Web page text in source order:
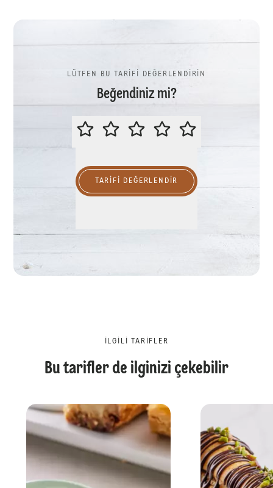
LÜTFEN BU TARİFİ DEĞERLENDİRİN
Beğendiniz mi?
LÜTFEN BU TARİFİ
TARIFI DEĞERLENDİR
İLGILI TARIFLER
Bu tarifler de ilginizi çekebilir